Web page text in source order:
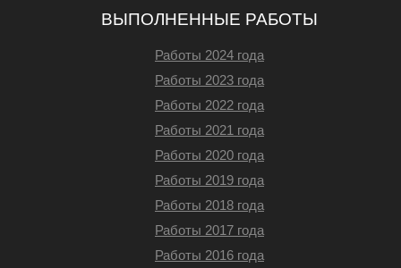
ВЫПОЛНЕННЫЕ РАБОТЫ
Работы 2024 года
Работы 2023 года
Работы 2022 года
Работы 2021 года
Работы 2020 года
Работы 2019 года
Работы 2018 года
Работы 2017 года
Работы 2016 года